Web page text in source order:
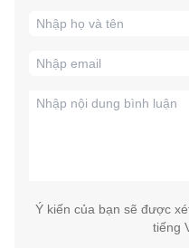
Ý kiến của bạn sẽ được
tiếng